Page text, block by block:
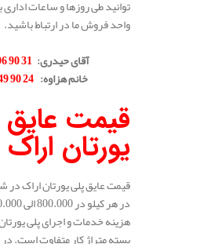
توانید طی روزها و ساعات
واحد فروش ما در ارتباط باشید.
آقای حیدری:
31 90 296 0912
خانم هزاوه:
24 90 649 0902
قیمت عایق
یورتان اراک
قیمت عایق پلی یورتان اراک در
هزینه خدمات و اجرای پلی
بسته متراژ کار متفاوت است.